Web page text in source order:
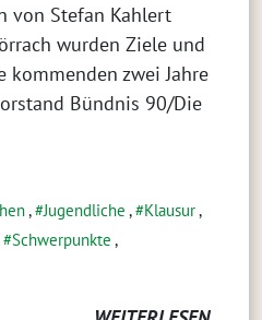
von Stefan Kahlert
wurden Ziele und
kommenden zwei Jahre
Bündnis 90/Die
, Jugendliche , Klausur,
Schwerpunkte ,